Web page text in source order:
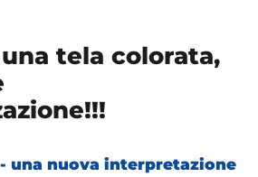
tela colorata,
una nuova interpretazione